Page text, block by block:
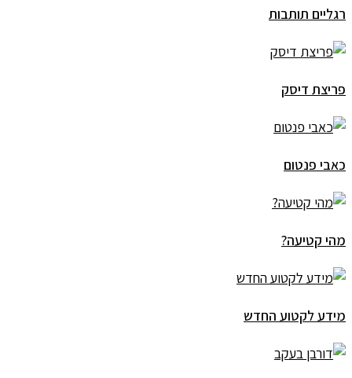
רגליים תותבות
פריצת דיסק
כאבי פנטום
מהי קטיעה?
מידע לקטוע החדש